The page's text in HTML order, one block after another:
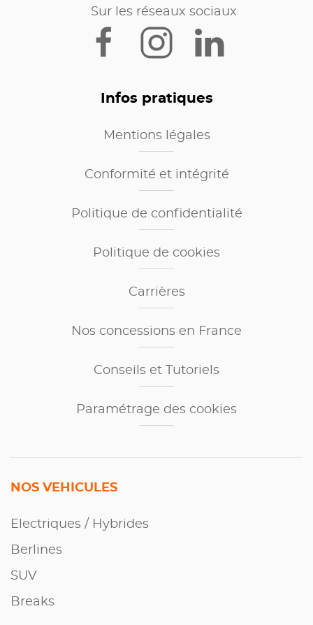
Sur les réseaux sociaux
Infos pratiques
Mentions légales
Conformité et intégrité
Politique de confidentialité
Politique de cookies
Carrières
Nos concessions en France
Conseils et Tutoriels
Paramétrage des cookies
NOS VEHICULES
Electriques / Hybrides
Berlines
SUV
Breaks